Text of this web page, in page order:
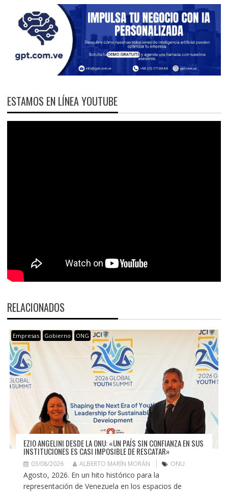
ESTAMOS EN LÍNEA YOUTUBE
RELACIONADOS
Empresas Gobierno ONG
EZIO ANGELINI DESDE LA ONU: «UN PAÍS SIN CONFIANZA EN SUS
INSTITUCIONES ES CASI IMPOSIBLE DE RESCATAR»
03/08/2026 ALBERTO MARÍN MORÁN ONU
Agosto, 2026. En un hito histórico para la
representación de Venezuela en los espacios de